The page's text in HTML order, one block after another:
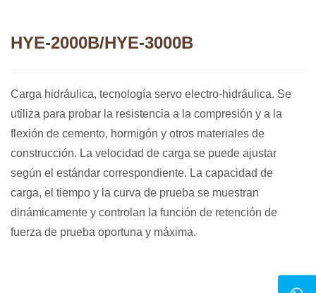
HYE-2000B/HYE-3000B
Carga hidráulica, tecnología servo electro-hidráulica. Se
utiliza para probar la resistencia a la compresión y a la
flexión de cemento, hormigón y otros materiales de
construcción. La velocidad de carga se puede ajustar
según el estándar correspondiente. La capacidad de
carga, el tiempo y la curva de prueba se muestran
dinámicamente y controlan la función de retención de
fuerza de prueba oportuna y máxima.